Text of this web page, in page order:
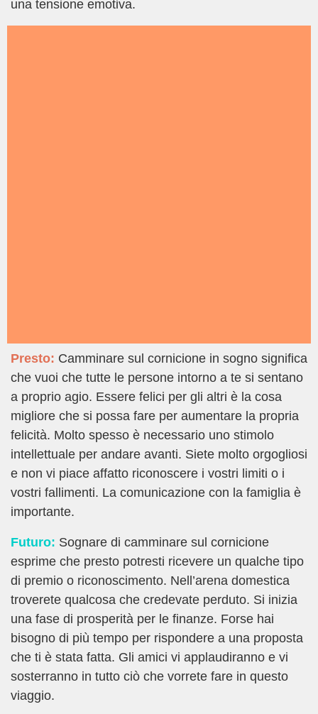
una tensione emotiva.
Presto: Camminare sul cornicione in sogno significa
che vuoi che tutte le persone intorno a te si sentano
a proprio agio. Essere felici per gli altri è la cosa
migliore che si possa fare per aumentare la propria
felicità. Molto spesso è necessario uno stimolo
intellettuale per andare avanti. Siete molto orgogliosi
e non vi piace affatto riconoscere i vostri limiti o i
vostri fallimenti. La comunicazione con la famiglia è
importante.
Futuro: Sognare di camminare sul cornicione
esprime che presto potresti ricevere un qualche tipo
di premio o riconoscimento. Nell’arena domestica
troverete qualcosa che credevate perduto. Si inizia
una fase di prosperità per le finanze. Forse hai
bisogno di più tempo per rispondere a una proposta
che ti è stata fatta. Gli amici vi applaudiranno e vi
sosterranno in tutto ciò che vorrete fare in questo
viaggio.